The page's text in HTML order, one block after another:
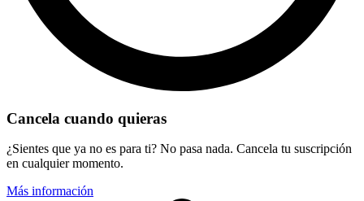
Cancela cuando quieras
¿Sientes que ya no es para ti? No pasa nada. Cancela tu suscripción
en cualquier momento.
Más información